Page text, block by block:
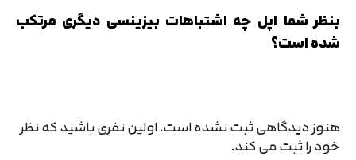
بنظر شما اپل چه اشتباهات بیزینسی دیگری مرتکب
شده است؟
هنوز دیدگاهی ثبت نشده است. اولین نفری باشید که نظر
خود را ثبت می کند.